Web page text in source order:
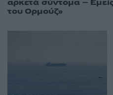
αρκετά σύντομα –
του Ορμούζ»